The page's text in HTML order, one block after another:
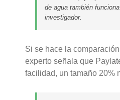
de agua también
investigador.
Si se hace la
experto señala que
facilidad, un tamaño 20%